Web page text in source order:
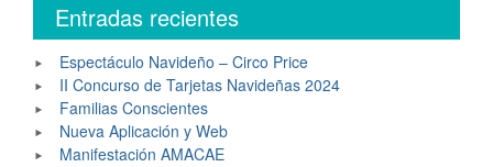
Entradas recientes
Espectáculo Navideño – Circo Price
II Concurso de Tarjetas Navideñas 2024
Familias Conscientes
Nueva Aplicación y Web
Manifestación AMACAE